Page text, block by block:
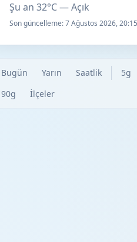
Şu an 32°C — Açık
Son güncelleme:7 Ağustos 2026, 20:15
Bugün Yarın Saatlik 5g
90g
İlçeler